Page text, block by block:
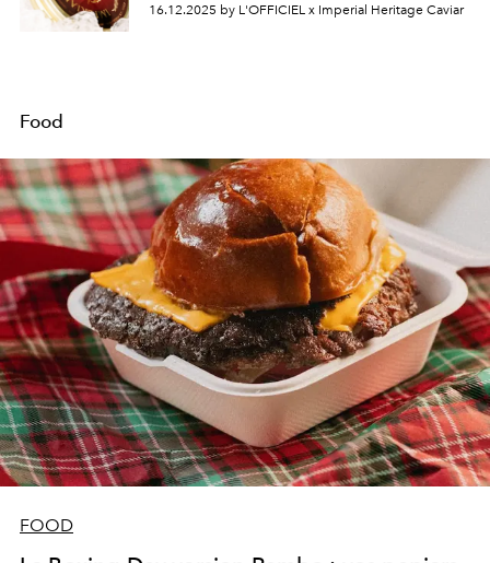
16.12.2025 by L'OFFICIEL x Imperial Heritage Caviar
Food
FOOD